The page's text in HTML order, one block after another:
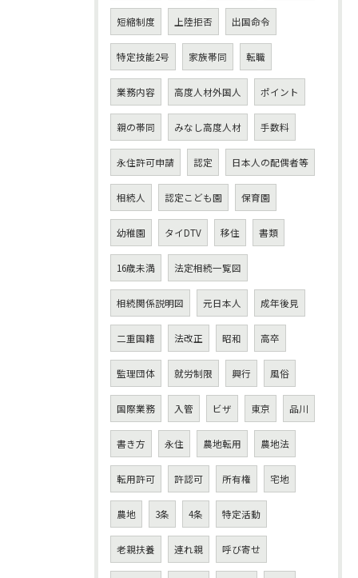
短縮制度 上陸拒否 出国命令
特定技能2号 家族帯同 転職
業務内容 高度人材外国人 ポイント
親の帯同 みなし高度人材 手数料
永住許可申請 認定 日本人の配偶者等
相続人 認定こども園 保育園
幼稚園 タイDTV 移住 書類
16歳未満 法定相続一覧図
相続関係説明図 元日本人 成年後見
二重国籍 法改正 昭和 高卒
監理団体 就労制限 興行 風俗
国際業務 入管 ビザ 東京 品川
書き方 永住 農地転用 農地法
転用許可 許認可 所有権 宅地
農地 3条 4条 特定活動
老親扶養 連れ親 呼び寄せ